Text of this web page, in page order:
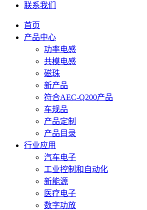
联系我们
首页
产品中心
功率电感
共模电感
磁珠
新产品
符合AEC-Q200产品
车规品
产品定制
产品目录
行业应用
汽车电子
工业控制和自动化
新能源
医疗电子
数字功放